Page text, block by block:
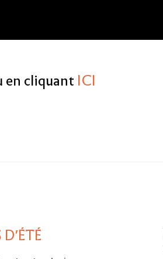
en cliquant ICI
D'ÉTÉ